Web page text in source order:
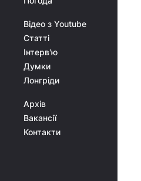
Відео з Youtube
Статті
Інтерв'ю
Думки
Лонгріди
Архів
Вакансії
Контакти